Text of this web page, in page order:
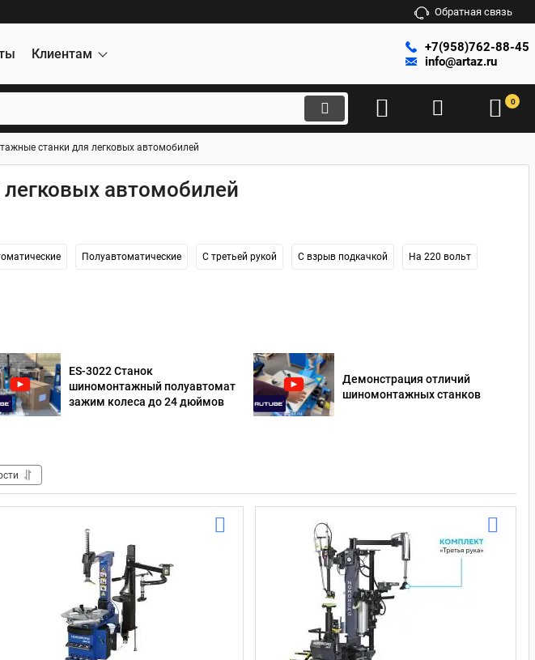
Обратная связь
Клиентам
+7(958)762-88-45
info@artaz.ru
0
станки для легковых автомобилей
автомобилей
Полуавтоматические С третьей рукой С взрыв подкачкой На 220 вольт
ES-3022 Станок
шиномонтажный полуавтомат
зажим колеса до 24 дюймов
Демонстрация отличий
шиномонтажных станков